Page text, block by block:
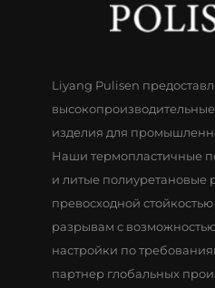
Liyang Pulisen
изделия для
Наши термопластичные
и литые полиуретановые
превосходной
разрывам с
настройки по
партнер глобальных